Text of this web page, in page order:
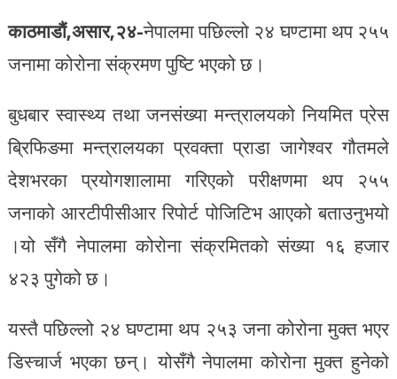
काठमाडौं,असार,२४-नेपालमा पछिल्लो २४ घण्टामा थप २५५
जनामा कोरोना संक्रमण पुष्टि भएको छ।
बुधबार स्वास्थ्य तथा जनसंख्या मन्त्रालयको नियमित प्रेस
ब्रिफिङमा मन्त्रालयका प्रवक्ता प्राडा जागेश्वर गौतमले
देशभरका प्रयोगशालामा गरिएको परीक्षणमा थप २५५
जनाको आरटीपीसीआर रिपोर्ट पोजिटिभ आएको बताउनुभयो
।यो सँगै नेपालमा कोरोना संक्रमितको संख्या १६ हजार
४२३ पुगेको छ।
यस्तै पछिल्लो २४ घण्टामा थप २५३ जना कोरोना मुक्त भएर
डिस्चार्ज भएका छन्। योसँगै नेपालमा कोरोना मुक्त हुनेको